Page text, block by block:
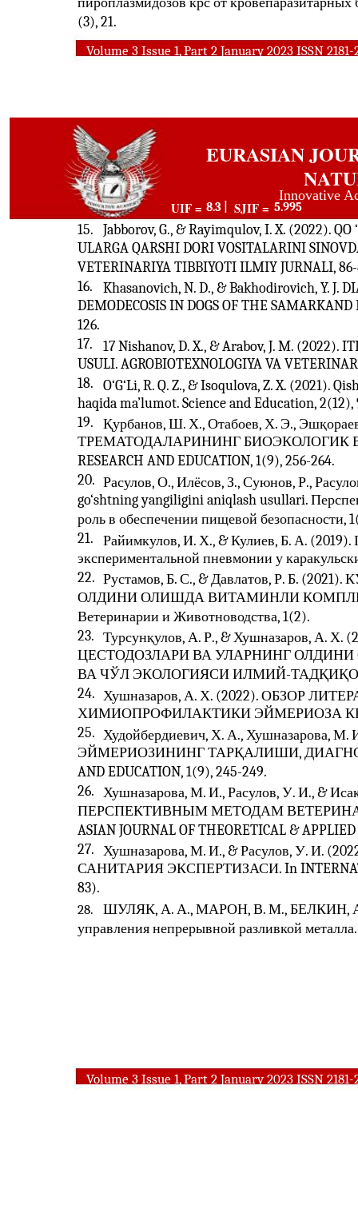
Volume 3 Issue 1, Part 2 January 2023 ISSN 2181-
(3), 21.
EURASIAN
Innovative
UIF = 8.3 | SJIF = 5.995
Volume 3 Issue 1, Part 2 January 2023 ISSN 2181-
15.
Jabborov, G., & Rayimqulov, I. X. (2022).
ULARGA QARSHI DORI VOSITALARINI
VETERINARIYA TIBBIYOTI ILMIY JURNALI,
16.
Khasanovich, N. D., & Bakhodirovich, Y. J.
DEMODECOSIS IN DOGS OF THE
126.
17.
17 Nishanov, D. X., & Arabov, J. M. (2022).
USULI. AGROBIOTEXNOLOGIYA VA
18.
O‘G‘Li, R. Q. Z., & Isoqulova, Z. X. (2021).
haqida ma’lumot. Science and Education, 2(12),
19.
Қурбанов, Ш. Х., Отабоев, Х. Э.,
ТРЕМАТОДАЛАРИНИНГ БИОЭКОЛОГИК
RESEARCH AND EDUCATION, 1(9), 256-264.
20. Расулов, О., Илёсов, З., Суюнов, Р.,
go‘shtning yangiligini aniqlash usullari.
роль в обеспечении пищевой безопасности,
21.
Райимкулов, И. Х., & Кулиев, Б. А. (2019).
экспериментальной пневмонии у
22. Рустамов, Б. С., & Давлатов, Р. Б.
ОЛДИНИ ОЛИШДА ВИТАМИНЛИ
Ветеринарии и Животноводства, 1(2).
23. Турсунқулов, А. Р., & Хушназаров,
ЦЕСТОДОЗЛАРИ ВА УЛАРНИНГ
ВА ЧЎЛ ЭКОЛОГИЯСИ ИЛМИЙ-
24. Хушназаров, А. Х. (2022). ОБЗОР
ХИМИОПРОФИЛАКТИКИ ЭЙМЕРИОЗА
25. Худойбердиевич, Х. А., Хушназарова,
ЭЙМЕРИОЗИНИНГ ТАРҚАЛИШИ,
AND EDUCATION, 1(9), 245-249.
26. Хушназарова, М. И., Расулов, У. И., &
ПЕРСПЕКТИВНЫМ МЕТОДАМ
ASIAN JOURNAL OF THEORETICAL & APPLIED
27. Хушназарова, М. И., & Расулов, У.
САНИТАРИЯ ЭКСПЕРТИЗАСИ. In
83).
28.
ШУЛЯК, А. А., МАРОН, В. М., БЕЛКИН, А.
управления непрерывной разливкой металла.